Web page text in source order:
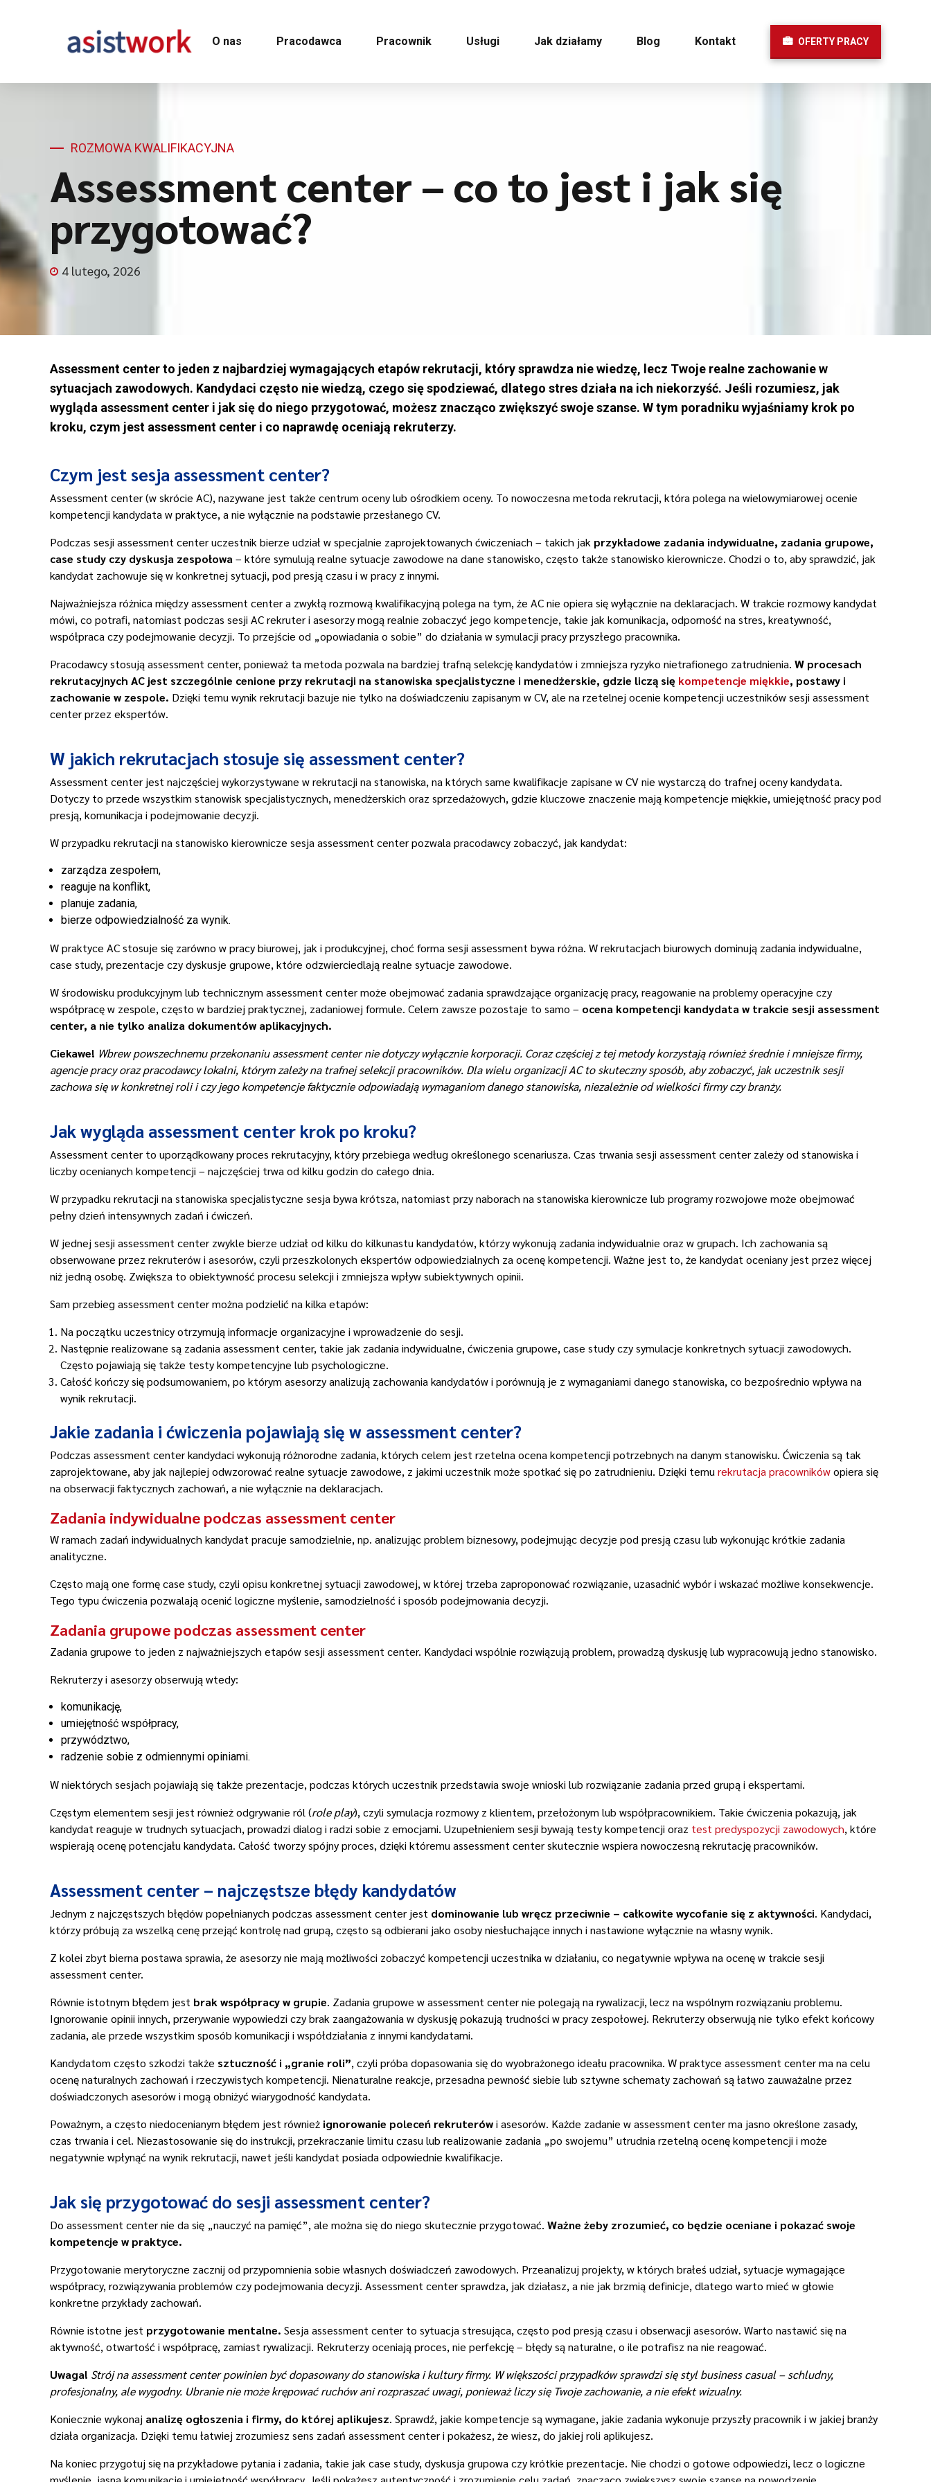
O nas Pracodawca Pracownik Usługi Jak działamy Blog Kontakt OFERTY PRACY
ROZMOWA KWALIFIKACYJNA
Assessment center – co to jest i jak się
przygotować?
4 lutego, 2026
Assessment center to jeden z najbardziej wymagających etapów rekrutacji, który sprawdza nie wiedzę, lecz Twoje realne zachowanie w
sytuacjach zawodowych. Kandydaci często nie wiedzą, czego się spodziewać, dlatego stres działa na ich niekorzyść. Jeśli rozumiesz, jak
wygląda assessment center i jak się do niego przygotować, możesz znacząco zwiększyć swoje szanse. W tym poradniku wyjaśniamy krok po
kroku, czym jest assessment center i co naprawdę oceniają rekruterzy.
Czym jest sesja assessment center?
Assessment center (w skrócie AC), nazywane jest także centrum oceny lub ośrodkiem oceny. To nowoczesna metoda rekrutacji, która polega na wielowymiarowej ocenie
kompetencji kandydata w praktyce, a nie wyłącznie na podstawie przesłanego CV.
Podczas sesji assessment center uczestnik bierze udział w specjalnie zaprojektowanych ćwiczeniach – takich jak przykładowe zadania indywidualne, zadania grupowe,
case study czy dyskusja zespołowa – które symulują realne sytuacje zawodowe na dane stanowisko, często także stanowisko kierownicze. Chodzi o to, aby sprawdzić, jak
kandydat zachowuje się w konkretnej sytuacji, pod presją czasu i w pracy z innymi.
Najważniejsza różnica między assessment center a zwykłą rozmową kwalifikacyjną polega na tym, że AC nie opiera się wyłącznie na deklaracjach. W trakcie rozmowy kandydat
mówi, co potrafi, natomiast podczas sesji AC rekruter i asesorzy mogą realnie zobaczyć jego kompetencje, takie jak komunikacja, odporność na stres, kreatywność,
współpraca czy podejmowanie decyzji. To przejście od „opowiadania o sobie” do działania w symulacji pracy przyszłego pracownika.
Pracodawcy stosują assessment center, ponieważ ta metoda pozwala na bardziej trafną selekcję kandydatów i zmniejsza ryzyko nietrafionego zatrudnienia. W procesach
rekrutacyjnych AC jest szczególnie cenione przy rekrutacji na stanowiska specjalistyczne i menedżerskie, gdzie liczą się kompetencje miękkie, postawy i
zachowanie w zespole. Dzięki temu wynik rekrutacji bazuje nie tylko na doświadczeniu zapisanym w CV, ale na rzetelnej ocenie kompetencji uczestników sesji assessment
center przez ekspertów.
W jakich rekrutacjach stosuje się assessment center?
Assessment center jest najczęściej wykorzystywane w rekrutacji na stanowiska, na których same kwalifikacje zapisane w CV nie wystarczą do trafnej oceny kandydata.
Dotyczy to przede wszystkim stanowisk specjalistycznych, menedżerskich oraz sprzedażowych, gdzie kluczowe znaczenie mają kompetencje miękkie, umiejętność pracy pod
presją, komunikacja i podejmowanie decyzji.
W przypadku rekrutacji na stanowisko kierownicze sesja assessment center pozwala pracodawcy zobaczyć, jak kandydat:
zarządza zespołem,
reaguje na konflikt,
planuje zadania,
bierze odpowiedzialność za wynik.
W praktyce AC stosuje się zarówno w pracy biurowej, jak i produkcyjnej, choć forma sesji assessment bywa różna. W rekrutacjach biurowych dominują zadania indywidualne,
case study, prezentacje czy dyskusje grupowe, które odzwierciedlają realne sytuacje zawodowe.
W środowisku produkcyjnym lub technicznym assessment center może obejmować zadania sprawdzające organizację pracy, reagowanie na problemy operacyjne czy
współpracę w zespole, często w bardziej praktycznej, zadaniowej formule. Celem zawsze pozostaje to samo – ocena kompetencji kandydata w trakcie sesji assessment
center, a nie tylko analiza dokumentów aplikacyjnych.
Ciekawe! Wbrew powszechnemu przekonaniu assessment center nie dotyczy wyłącznie korporacji. Coraz częściej z tej metody korzystają również średnie i mniejsze firmy,
agencje pracy oraz pracodawcy lokalni, którym zależy na trafnej selekcji pracowników. Dla wielu organizacji AC to skuteczny sposób, aby zobaczyć, jak uczestnik sesji
zachowa się w konkretnej roli i czy jego kompetencje faktycznie odpowiadają wymaganiom danego stanowiska, niezależnie od wielkości firmy czy branży.
Jak wygląda assessment center krok po kroku?
Assessment center to uporządkowany proces rekrutacyjny, który przebiega według określonego scenariusza. Czas trwania sesji assessment center zależy od stanowiska i
liczby ocenianych kompetencji – najczęściej trwa od kilku godzin do całego dnia.
W przypadku rekrutacji na stanowiska specjalistyczne sesja bywa krótsza, natomiast przy naborach na stanowiska kierownicze lub programy rozwojowe może obejmować
pełny dzień intensywnych zadań i ćwiczeń.
W jednej sesji assessment center zwykle bierze udział od kilku do kilkunastu kandydatów, którzy wykonują zadania indywidualnie oraz w grupach. Ich zachowania są
obserwowane przez rekruterów i asesorów, czyli przeszkolonych ekspertów odpowiedzialnych za ocenę kompetencji. Ważne jest to, że kandydat oceniany jest przez więcej
niż jedną osobę. Zwiększa to obiektywność procesu selekcji i zmniejsza wpływ subiektywnych opinii.
Sam przebieg assessment center można podzielić na kilka etapów:
Na początku uczestnicy otrzymują informacje organizacyjne i wprowadzenie do sesji.
Następnie realizowane są zadania assessment center, takie jak zadania indywidualne, ćwiczenia grupowe, case study czy symulacje konkretnych sytuacji zawodowych.
Często pojawiają się także testy kompetencyjne lub psychologiczne.
Całość kończy się podsumowaniem, po którym asesorzy analizują zachowania kandydatów i porównują je z wymaganiami danego stanowiska, co bezpośrednio wpływa na
wynik rekrutacji.
Jakie zadania i ćwiczenia pojawiają się w assessment center?
Podczas assessment center kandydaci wykonują różnorodne zadania, których celem jest rzetelna ocena kompetencji potrzebnych na danym stanowisku. Ćwiczenia są tak
zaprojektowane, aby jak najlepiej odwzorować realne sytuacje zawodowe, z jakimi uczestnik może spotkać się po zatrudnieniu. Dzięki temurekrutacja pracownikówopiera się
na obserwacji faktycznych zachowań, a nie wyłącznie na deklaracjach.
Zadania indywidualne podczas assessment center
W ramach zadań indywidualnych kandydat pracuje samodzielnie, np. analizując problem biznesowy, podejmując decyzje pod presją czasu lub wykonując krótkie zadania
analityczne.
Często mają one formę case study, czyli opisu konkretnej sytuacji zawodowej, w której trzeba zaproponować rozwiązanie, uzasadnić wybór i wskazać możliwe konsekwencje.
Tego typu ćwiczenia pozwalają ocenić logiczne myślenie, samodzielność i sposób podejmowania decyzji.
Zadania grupowe podczas assessment center
Zadania grupowe to jeden z najważniejszych etapów sesji assessment center. Kandydaci wspólnie rozwiązują problem, prowadzą dyskusję lub wypracowują jedno stanowisko.
Rekruterzy i asesorzy obserwują wtedy:
komunikację,
umiejętność współpracy,
przywództwo,
radzenie sobie z odmiennymi opiniami.
W niektórych sesjach pojawiają się także prezentacje, podczas których uczestnik przedstawia swoje wnioski lub rozwiązanie zadania przed grupą i ekspertami.
Częstym elementem sesji jest również odgrywanie ról (role play), czyli symulacja rozmowy z klientem, przełożonym lub współpracownikiem. Takie ćwiczenia pokazują, jak
kandydat reaguje w trudnych sytuacjach, prowadzi dialog i radzi sobie z emocjami. Uzupełnieniem sesji bywają testy kompetencji oraz test predyspozycji zawodowych, które
wspierają ocenę potencjału kandydata. Całość tworzy spójny proces, dzięki któremu assessment center skutecznie wspiera nowoczesną rekrutację pracowników.
Assessment center – najczęstsze błędy kandydatów
Jednym z najczęstszych błędów popełnianych podczas assessment center jest dominowanie lub wręcz przeciwnie – całkowite wycofanie się z aktywności. Kandydaci,
którzy próbują za wszelką cenę przejąć kontrolę nad grupą, często są odbierani jako osoby niesłuchające innych i nastawione wyłącznie na własny wynik.
Z kolei zbyt bierna postawa sprawia, że asesorzy nie mają możliwości zobaczyć kompetencji uczestnika w działaniu, co negatywnie wpływa na ocenę w trakcie sesji
assessment center.
Równie istotnym błędem jest brak współpracy w grupie. Zadania grupowe w assessment center nie polegają na rywalizacji, lecz na wspólnym rozwiązaniu problemu.
Ignorowanie opinii innych, przerywanie wypowiedzi czy brak zaangażowania w dyskusję pokazują trudności w pracy zespołowej. Rekruterzy obserwują nie tylko efekt końcowy
zadania, ale przede wszystkim sposób komunikacji i współdziałania z innymi kandydatami.
Kandydatom często szkodzi także sztuczność i „granie roli”, czyli próba dopasowania się do wyobrażonego ideału pracownika. W praktyce assessment center ma na celu
ocenę naturalnych zachowań i rzeczywistych kompetencji. Nienaturalne reakcje, przesadna pewność siebie lub sztywne schematy zachowań są łatwo zauważalne przez
doświadczonych asesorów i mogą obniżyć wiarygodność kandydata.
Poważnym, a często niedocenianym błędem jest również ignorowanie poleceń rekruterówi asesorów. Każde zadanie w assessment center ma jasno określone zasady,
czas trwania i cel. Niezastosowanie się do instrukcji, przekraczanie limitu czasu lub realizowanie zadania „po swojemu” utrudnia rzetelną ocenę kompetencji i może
negatywnie wpłynąć na wynik rekrutacji, nawet jeśli kandydat posiada odpowiednie kwalifikacje.
Jak się przygotować do sesji assessment center?
Do assessment center nie da się „nauczyć na pamięć”, ale można się do niego skutecznie przygotować. Ważne żeby zrozumieć, co będzie oceniane i pokazać swoje
kompetencje w praktyce.
Przygotowanie merytoryczne zacznij od przypomnienia sobie własnych doświadczeń zawodowych. Przeanalizuj projekty, w których brałeś udział, sytuacje wymagające
współpracy, rozwiązywania problemów czy podejmowania decyzji. Assessment center sprawdza, jak działasz, a nie jak brzmią definicje, dlatego warto mieć w głowie
konkretne przykłady zachowań.
Równie istotne jest przygotowanie mentalne. Sesja assessment center to sytuacja stresująca, często pod presją czasu i obserwacji asesorów. Warto nastawić się na
aktywność, otwartość i współpracę, zamiast rywalizacji. Rekruterzy oceniają proces, nie perfekcję – błędy są naturalne, o ile potrafisz na nie reagować.
Uwaga! Strój na assessment center powinien być dopasowany do stanowiska i kultury firmy. W większości przypadków sprawdzi się styl business casual – schludny,
profesjonalny, ale wygodny. Ubranie nie może krępować ruchów ani rozpraszać uwagi, ponieważ liczy się Twoje zachowanie, a nie efekt wizualny.
Koniecznie wykonaj analizę ogłoszenia i firmy, do której aplikujesz. Sprawdź, jakie kompetencje są wymagane, jakie zadania wykonuje przyszły pracownik i w jakiej branży
działa organizacja. Dzięki temu łatwiej zrozumiesz sens zadań assessment center i pokażesz, że wiesz, do jakiej roli aplikujesz.
Na koniec przygotuj się na przykładowe pytania i zadania, takie jak case study, dyskusja grupowa czy krótkie prezentacje. Nie chodzi o gotowe odpowiedzi, lecz o logiczne